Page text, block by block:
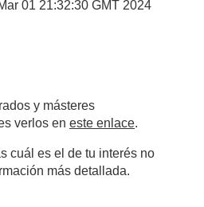
01 21:32:30 GMT 2024
y másteres
verlos en este enlace.
cuál es el de tu interés no
más detallada.